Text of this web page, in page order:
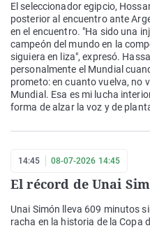
El seleccionador egipcio,
posterior al encuentro ante
en el encuentro. "Ha sido una
campeón del mundo en la
siguiera en liza", expresó.
personalmente el Mundial
prometo: en cuanto vuelva, no
Mundial. Esa es mi lucha
forma de alzar la voz y de
14:45 08-07-2026 14:45
El récord de Unai
Unai Simón lleva 609 minutos
racha en la historia de la Copa